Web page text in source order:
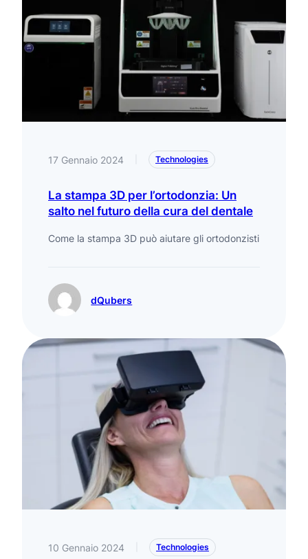
17 Gennaio 2024 Technologies
La stampa 3D per l’ortodonzia: Un
salto nel futuro della cura del dentale
Come la stampa 3D può aiutare gli ortodonzisti
dQubers
10 Gennaio 2024 Technologies